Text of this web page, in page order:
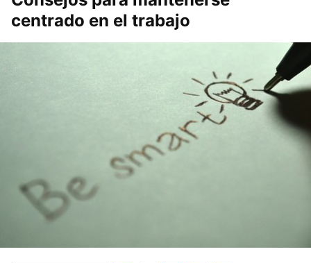
centrado en el trabajo